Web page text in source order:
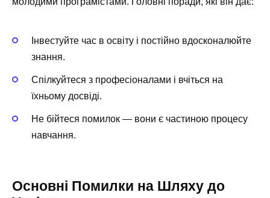
Інвестуйте час в освіту і постійно вдосконалюйте
знання.
Спілкуйтеся з професіоналами і вчіться на
їхньому досвіді.
Не бійтеся помилок — вони є частиною процесу
навчання.
Основні Помилки на Шляху до